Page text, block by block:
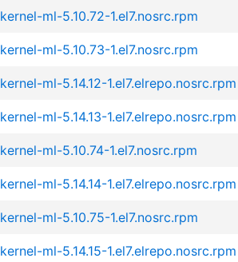
kernel-ml-5.10.72-1.el7.nosrc.rpm
kernel-ml-5.10.73-1.el7.nosrc.rpm
kernel-ml-5.14.12-1.el7.elrepo.nosrc.rpm
kernel-ml-5.14.13-1.el7.elrepo.nosrc.rpm
kernel-ml-5.10.74-1.el7.nosrc.rpm
kernel-ml-5.14.14-1.el7.elrepo.nosrc.rpm
kernel-ml-5.10.75-1.el7.nosrc.rpm
kernel-ml-5.14.15-1.el7.elrepo.nosrc.rpm